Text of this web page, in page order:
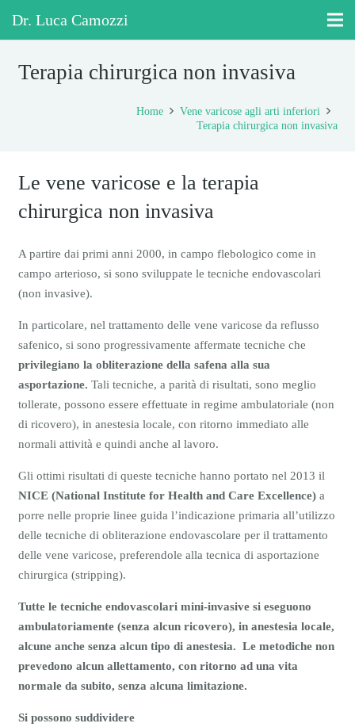
Dr. Luca Camozzi
Terapia chirurgica non invasiva
Home
Vene varicose agli arti inferiori
Terapia chirurgica non invasiva
Le vene varicose e la terapia
chirurgica non invasiva
A partire dai primi anni 2000, in campo flebologico come in
campo arterioso, si sono sviluppate le tecniche endovascolari
(non invasive).
In particolare, nel trattamento delle vene varicose da reflusso
safenico, si sono progressivamente affermate tecniche che
privilegiano la obliterazione della safena alla sua
asportazione. Tali tecniche, a parità di risultati, sono meglio
tollerate, possono essere effettuate in regime ambulatoriale (non
di ricovero), in anestesia locale, con ritorno immediato alle
normali attività e quindi anche al lavoro.
Gli ottimi risultati di queste tecniche hanno portato nel 2013 il
NICE (National Institute for Health and Care Excellence) a
porre nelle proprie linee guida l’indicazione primaria all’utilizzo
delle tecniche di obliterazione endovascolare per il trattamento
delle vene varicose, preferendole alla tecnica di asportazione
chirurgica (stripping).
Tutte le tecniche endovascolari mini-invasive si eseguono
ambulatoriamente (senza alcun ricovero), in anestesia locale,
alcune anche senza alcun tipo di anestesia. Le metodiche non
prevedono alcun allettamento, con ritorno ad una vita
normale da subito, senza alcuna limitazione.
Si possono suddividere